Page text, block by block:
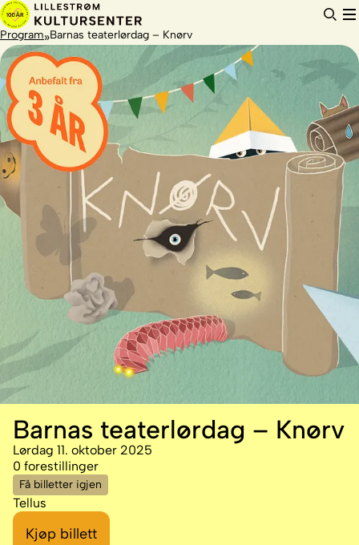
Hopp
til
innhold
Program»Barnas teaterlørdag – Knørv
Barnas teaterlørdag – Knørv
Lørdag 11. oktober 2025
0 forestillinger
Få billetter igjen
Tellus
Kjøp billett